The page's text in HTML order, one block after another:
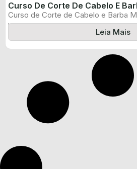
Curso De Corte De Cabelo E
Curso de Corte de Cabelo e Barba
horas, certificado ...
Leia Mais